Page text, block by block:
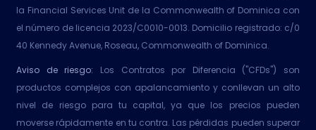
la Financial Services Unit de la Commonwealth of Dominica con
el número de licencia 2023/C0010-0013. Domicilio registrado: c/0
40 Kennedy Avenue, Roseau, Commonwealth of Dominica.
Aviso de riesgo: Los Contratos por Diferencia ("CFDs") son
productos complejos con apalancamiento y conllevan un alto
nivel de riesgo para tu capital, ya que los precios pueden
moverse rápidamente en tu contra. Las pérdidas pueden superar